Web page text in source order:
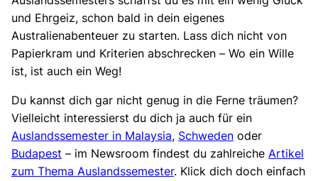
und Ehrgeiz, schon bald in dein eigenes
Australienabenteuer zu starten. Lass dich nicht von
Papierkram und Kriterien abschrecken – Wo ein Wille
ist, ist auch ein Weg!
Du kannst dich gar nicht genug in die Ferne träumen?
Vielleicht interessierst du dich ja auch für ein
Auslandssemester in Malaysia, Schweden oder
Budapest – im Newsroom findest du zahlreiche Artikel
zum Thema Auslandssemester. Klick dich doch einfach